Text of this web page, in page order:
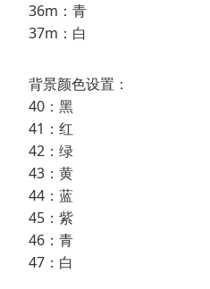
36m：青
37m：白
背景颜色设置：
40：黑
41：红
42：绿
43：黄
44：蓝
45：紫
46：青
47：白